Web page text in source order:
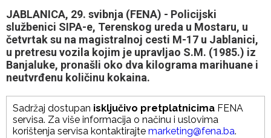
JABLANICA, 29. svibnja (FENA) - Policijski
službenici SIPA-e, Terenskog ureda u Mostaru, u
četvrtak su na magistralnoj cesti M-17 u Jablanici,
u pretresu vozila kojim je upravljao S.M. (1985.) iz
Banjaluke, pronašli oko dva kilograma marihuane i
neutvrđenu količinu kokaina.
Sadržaj dostupan isključivo pretplatnicima FENA
servisa. Za više informacija o načinu i uslovima
korištenja servisa kontaktirajte marketing@fena.ba.